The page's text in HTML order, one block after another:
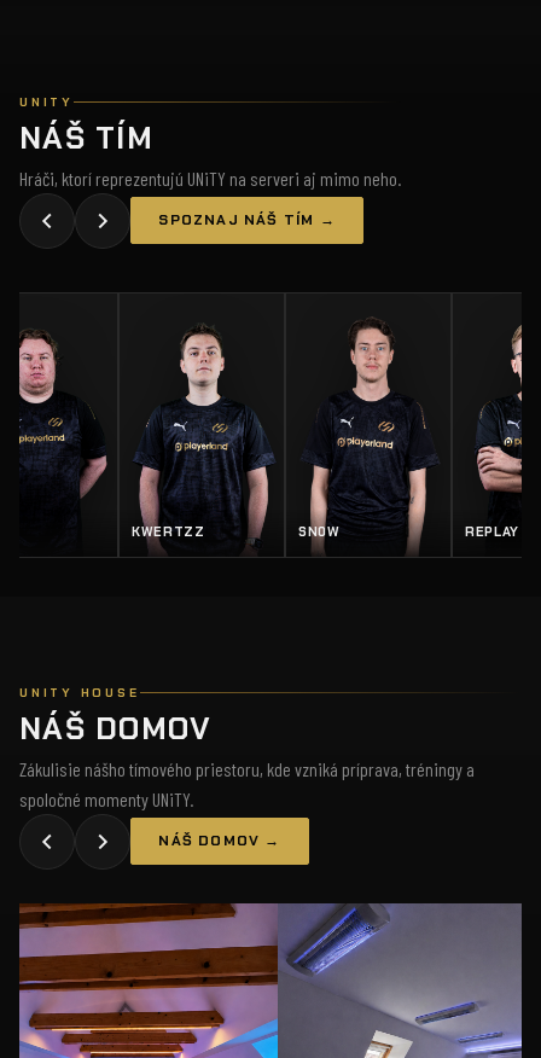
UNITY
NÁŠ TÍM
Hráči, ktorí reprezentujú UNiTY na serveri aj mimo neho.
SPOZNAJ NÁŠ TÍM →
KWERTZZ SN0W REPLAY
UNITY HOUSE
NÁŠ DOMOV
Zákulisie nášho tímového priestoru, kde vzniká príprava, tréningy a
spoločné momenty UNiTY.
NÁŠ DOMOV →